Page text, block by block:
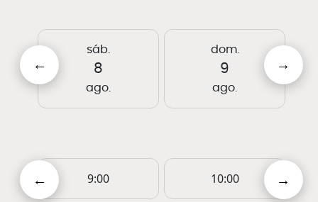
sáb.
8
ago.
dom.
9
ago.
9:00 10:00